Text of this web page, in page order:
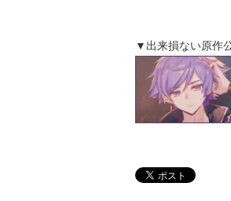
▼出来損ない原作